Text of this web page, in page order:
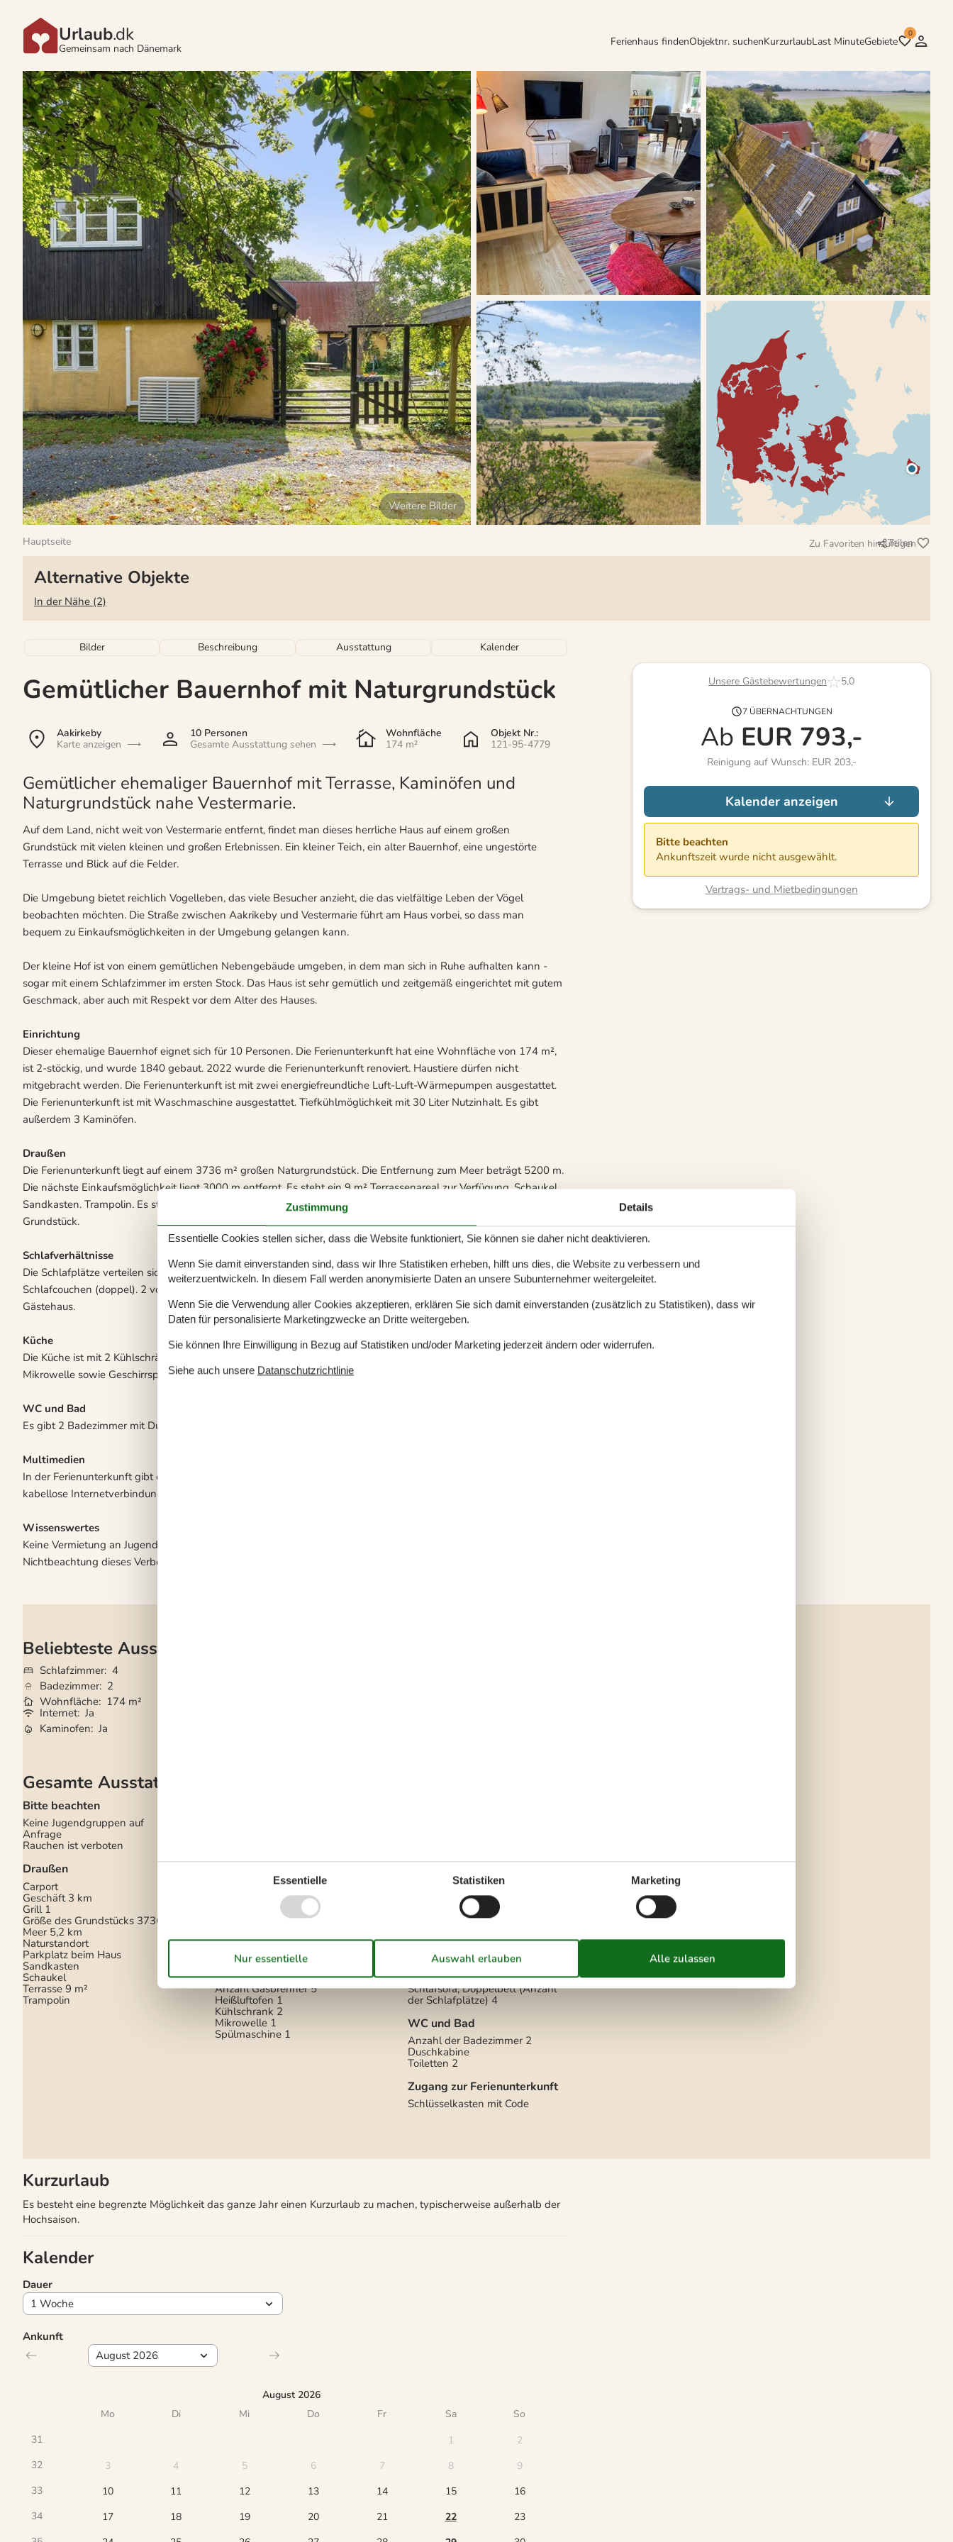
Urlaub.dk
Gemeinsam nach Dänemark
Ferienhaus findenObjektnr. suchenKurzurlaubLast MinuteGebiete
0
Hauptseite Zu Favoriten hinzufügen
Teilen
Alternative Objekte
In der Nähe (2)
Bilder Beschreibung Ausstattung Kalender
Gemütlicher Bauernhof mit Naturgrundstück
Aakirkeby
Karte anzeigen
10 Personen
Gesamte Ausstattung sehen
Wohnfläche
174 m²
Objekt Nr.:
121-95-4779
Gemütlicher ehemaliger Bauernhof mit Terrasse, Kaminöfen und
Naturgrundstück nahe Vestermarie.
Auf dem Land, nicht weit von Vestermarie entfernt, findet man dieses herrliche Haus auf einem großen
Grundstück mit vielen kleinen und großen Erlebnissen. Ein kleiner Teich, ein alter Bauernhof, eine ungestörte
Terrasse und Blick auf die Felder.
Die Umgebung bietet reichlich Vogelleben, das viele Besucher anzieht, die das vielfältige Leben der Vögel
beobachten möchten. Die Straße zwischen Aakrikeby und Vestermarie führt am Haus vorbei, so dass man
bequem zu Einkaufsmöglichkeiten in der Umgebung gelangen kann.
Der kleine Hof ist von einem gemütlichen Nebengebäude umgeben, in dem man sich in Ruhe aufhalten kann -
sogar mit einem Schlafzimmer im ersten Stock. Das Haus ist sehr gemütlich und zeitgemäß eingerichtet mit gutem
Geschmack, aber auch mit Respekt vor dem Alter des Hauses.
Einrichtung
Dieser ehemalige Bauernhof eignet sich für 10 Personen. Die Ferienunterkunft hat eine Wohnfläche von 174 m²,
ist 2-stöckig, und wurde 1840 gebaut. 2022 wurde die Ferienunterkunft renoviert. Haustiere dürfen nicht
mitgebracht werden. Die Ferienunterkunft ist mit zwei energiefreundliche Luft-Luft-Wärmepumpen ausgestattet.
Die Ferienunterkunft ist mit Waschmaschine ausgestattet. Tiefkühlmöglichkeit mit 30 Liter Nutzinhalt. Es gibt
außerdem 3 Kaminöfen.
Draußen
Die Ferienunterkunft liegt auf einem 3736 m² großen Naturgrundstück. Die Entfernung zum Meer beträgt 5200 m.
Die nächste Einkaufsmöglichkeit liegt 3000 m entfernt. Es steht ein 9 m² Terrassenareal zur Verfügung. Schaukel.
Sandkasten. Trampolin. Es steht ein Grill zur Verfügung. Es steht ein Carport zur Verfügung. Parkplatz auf dem
Grundstück.
Schlafverhältnisse
Die Schlafplätze verteilen sich auf 4 Schlafräume. 6 Schlafplätze in Doppelbetten. 4 Schlafplätze auf
Schlafcouchen (doppel). 2 von diesen Schlafplätzen befinden sich im Wohnzimmer, und 2 befinden sich im
Gästehaus.
Küche
Die Küche ist mit 2 Kühlschränke ausgestattet . Außerdem gibt es ein Gaskochfeld mit 5 Brenner, Umluftofen,
Mikrowelle sowie Geschirrspüler.
WC und Bad
Es gibt 2 Badezimmer mit Duschnische und 2 Toiletten.
Multimedien
In der Ferienunterkunft gibt es 2 Fernseher. 2 Chromecasts. Radio. Keine Fernsehsender - nur Streaming. Es steht
kabellose Internetverbindung zur Verfügung.
Wissenswertes
Keine Vermietung an Jugendgruppen, in denen alle 15-25 Jahre sind. Rauchen ist nicht zugelassen. Bei
Nichtbeachtung dieses Verbots wird eine Gebühr von mindestens EUR 420,- erhoben.
Beliebteste Ausstattungen
Schlafzimmer 4
Badezimmer 2
Wohnfläche 174 m²
Internet Ja
Kaminofen Ja
Gesamte Ausstattung
Bitte beachten
Keine Jugendgruppen auf
Anfrage
Rauchen ist verboten
Draußen
Carport
Geschäft 3 km
Grill 1
Größe des Grundstücks 3736 m²
Meer 5,2 km
Naturstandort
Parkplatz beim Haus
Sandkasten
Schaukel
Terrasse 9 m²
Trampolin
Ehemaliger Bauernhof
2022
Wärmepumpe
Anzahl Gasbrenner 5
Heißluftofen 1
Kühlschrank 2
Mikrowelle 1
Spülmaschine 1
Schlafverhältnisse
Anhang (Anzahl der
Schlafplätze)
Doppelbett (Anzahl der
Schlafplätze) 6
Schlafmöglichkeit nicht im
Schlafzimmer
Schlafsofa, Doppelbett (Anzahl
der Schlafplätze) 4
WC und Bad
Anzahl der Badezimmer 2
Duschkabine
Toiletten 2
Zugang zur Ferienunterkunft
Schlüsselkasten mit Code
Kurzurlaub
Es besteht eine begrenzte Möglichkeit das ganze Jahr einen Kurzurlaub zu machen, typischerweise außerhalb der
Hochsaison.
Kalender
Ankunft
August 2026
Mo
Di Mi Do Fr Sa
So
31
1
2
32
3 4 5 6 7 8
9
33
10 11 12 13 14 15
16
34
17 18 19 20 21 22
23
Dauer
Unsere Gästebewertungen 5,0
7 ÜBERNACHTUNGEN
Ab EUR 793,-
Reinigung auf Wunsch: EUR 203,-
Kalender anzeigen
Bitte beachten
Ankunftszeit wurde nicht ausgewählt.
Vertrags- und Mietbedingungen
Zustimmung Details
Essentielle Cookies stellen sicher, dass die Website funktioniert, Sie können sie daher nicht deaktivieren.
Wenn Sie damit einverstanden sind, dass wir Ihre Statistiken erheben, hilft uns dies, die Website zu verbessern und
weiterzuentwickeln. In diesem Fall werden anonymisierte Daten an unsere Subunternehmer weitergeleitet.
Wenn Sie die Verwendung aller Cookies akzeptieren, erklären Sie sich damit einverstanden (zusätzlich zu Statistiken), dass wir
Daten für personalisierte Marketingzwecke an Dritte weitergeben.
Sie können Ihre Einwilligung in Bezug auf Statistiken und/oder Marketing jederzeit ändern oder widerrufen.
Siehe auch unsere Datanschutzrichtlinie
Essentielle Statistiken Marketing